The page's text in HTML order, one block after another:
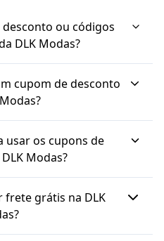
ou códigos
DLK Modas?
ou outras
loja. Eles podem
outros
cupom de desconto
código, copia, e na hora
no campo de "Cupom
desconto já vem
sozinho.
usar os cupons de
Modas?
cupons podem ter data
produtos ou
mínimo na compra, ou
frete grátis na DLK